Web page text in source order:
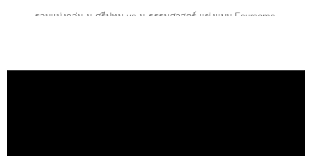
รอบแบ่งกลุ่ม ม.ศรีปทุม vs ม.ธรรมศาสตร์ แข่งแบบ Foursome